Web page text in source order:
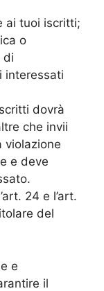
ai tuoi iscritti;
o
di
interessati
dovrà
che invii
violazione
e deve
24 e l’art.
del
e
il